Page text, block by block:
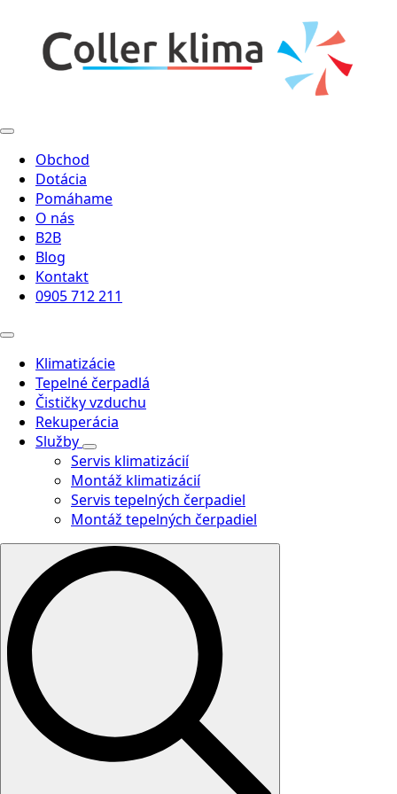
Obchod
Dotácia
Pomáhame
O nás
B2B
Blog
Kontakt
0905 712 211
Klimatizácie
Tepelné čerpadlá
Čističky vzduchu
Rekuperácia
Služby
Servis klimatizácií
Montáž klimatizácií
Servis tepelných čerpadiel
Montáž tepelných čerpadiel